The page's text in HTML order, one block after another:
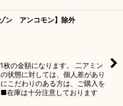
ゾン アンコモン】除外
の金額になります。 二アミン
状態に対しては、個人差があり
こだわりのある方は、ご購入を
在庫は十分注意しております